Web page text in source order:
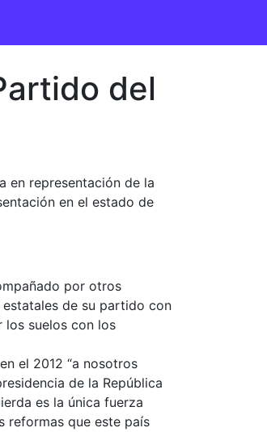
del
en representación de la
en el estado de
por otros
de su partido con
los suelos con los
el 2012 “a nosotros
de la República
es la única fuerza
reformas que este país